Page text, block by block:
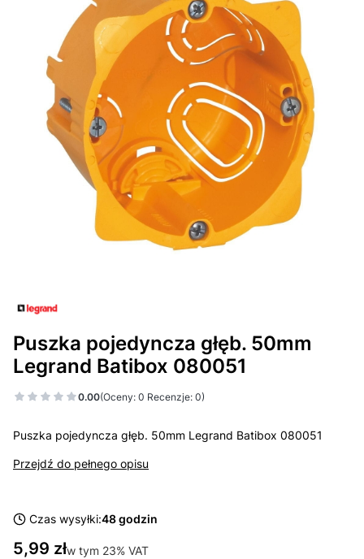
Puszka pojedyncza głęb. 50mm
Legrand Batibox 080051
0.00(Oceny: 0 Recenzje: 0)
Puszka pojedyncza głęb. 50mm Legrand Batibox 080051
Przejdź do pełnego opisu
Czas wysyłki:48 godzin
Cena
5,99 złw tym 23% VAT
w tym 23% VAT